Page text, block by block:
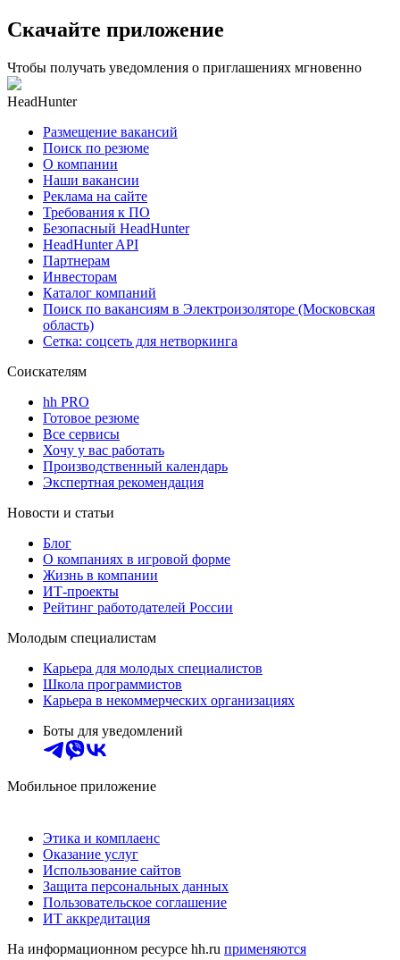
Скачайте приложение
Чтобы получать уведомления о приглашениях мгновенно
HeadHunter
Размещение вакансий
Поиск по резюме
О компании
Наши вакансии
Реклама на сайте
Требования к ПО
Безопасный HeadHunter
HeadHunter API
Партнерам
Инвесторам
Каталог компаний
Поиск по вакансиям в Электроизоляторе (Московская
область)
Сетка: соцсеть для нетворкинга
Соискателям
hh PRO
Готовое резюме
Все сервисы
Хочу у вас работать
Производственный календарь
Экспертная рекомендация
Новости и статьи
Блог
О компаниях в игровой форме
Жизнь в компании
ИТ-проекты
Рейтинг работодателей России
Молодым специалистам
Карьера для молодых специалистов
Школа программистов
Карьера в некоммерческих организациях
Боты для уведомлений
Мобильное приложение
Этика и комплаенс
Оказание услуг
Использование сайтов
Защита персональных данных
Пользовательское соглашение
ИТ аккредитация
На информационном ресурсе hh.ru применяются